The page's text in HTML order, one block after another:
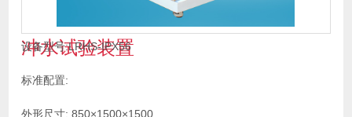
冲水试验装置
设备型号:LRHS-IPX56
标准配置:
外形尺寸: 850×1500×1500